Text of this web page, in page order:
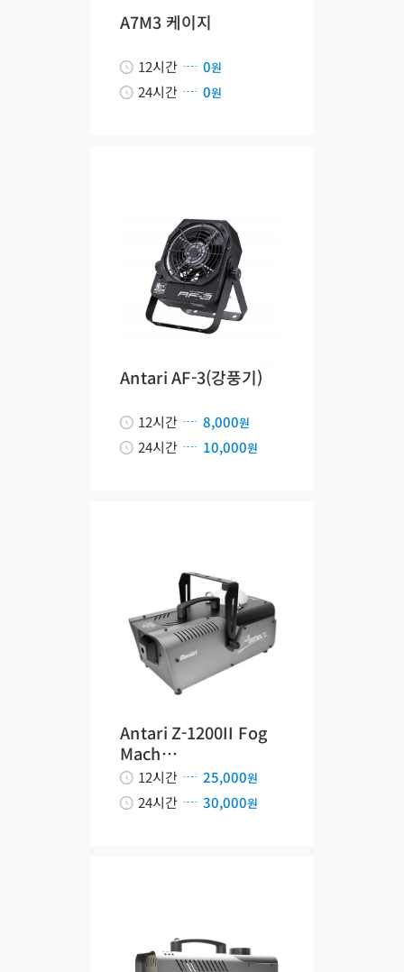
A7M3 케이지
12시간 0원
24시간 0원
Antari AF-3(강풍기)
12시간 8,000원
24시간 10,000원
Antari Z-1200II Fog
Mach…
12시간 25,000원
24시간 30,000원